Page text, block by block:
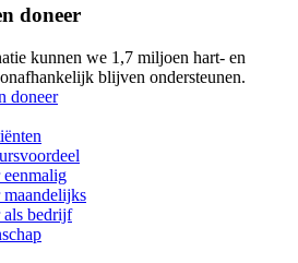
doneer
kunnen we 1,7 miljoen hart- en
blijven ondersteunen.
doneer
maandelijks
als bedrijf